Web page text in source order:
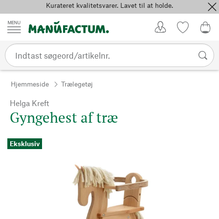
Spring til indholdKurateret kvalitetsvarer. Lavet til at holde.
Hjemmeside Trælegetøj
Helga Kreft
Gyngehest af træ
Eksklusiv